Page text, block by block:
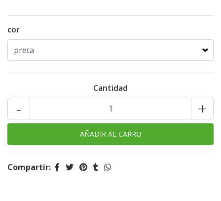
cor
Cantidad
+
-
Compartir: